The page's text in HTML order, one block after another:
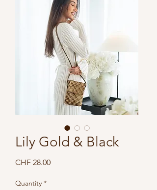
Lily Gold & Black
CHF 28.00Price
Quantity *